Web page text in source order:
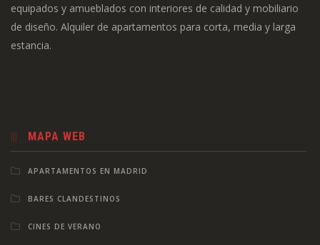
equipados y amueblados con interiores de calidad y mobiliario
de diseño. Alquiler de apartamentos para corta, media y larga
estancia.
MAPA WEB
APARTAMENTOS EN MADRID
BARES CLANDESTINOS
CINES DE VERANO